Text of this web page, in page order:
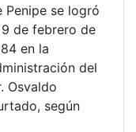
Penipe se logró
de febrero de
en la
del
Osvaldo
según